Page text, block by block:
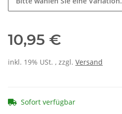
10,95 €
inkl. 19% USt. , zzgl. Versand
Sofort verfügbar